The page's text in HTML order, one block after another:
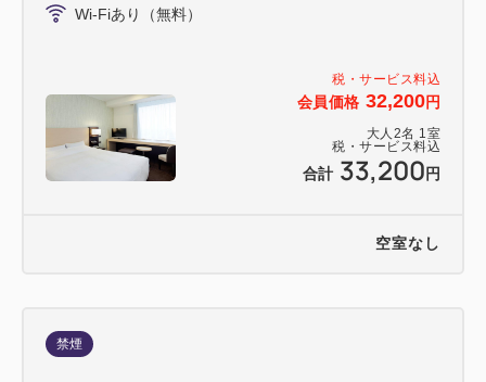
税・サービス料込
会員価格 32,200円
大人 2名 1 室
税・サービス料込
合計 33,200 円
Wi-Fiあり（無料）
空室なし
禁煙